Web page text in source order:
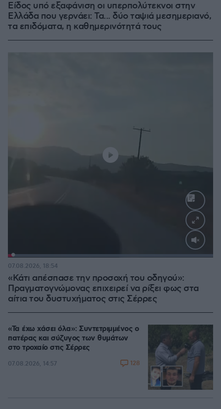
Είδος υπό εξαφάνιση οι υπερπολύτεκνοι στην
Ελλάδα που γερνάει: Τα... δύο ταψιά μεσημεριανό,
τα επιδόματα, η καθημερινότητά τους
Loaded:
«Κάτι απέσπασε την προσοχή του οδηγού»:
Πραγματογνώμονας επιχειρεί να ρίξει φως στα
αίτια του δυστυχήματος στις Σέρρες
07.08.2026, 18:54
«Τα έχω χάσει όλα»: Συντετριμμένος ο
πατέρας και σύζυγος των θυμάτων
στο τροχαίο στις Σέρρες
07.08.2026, 14:57 128